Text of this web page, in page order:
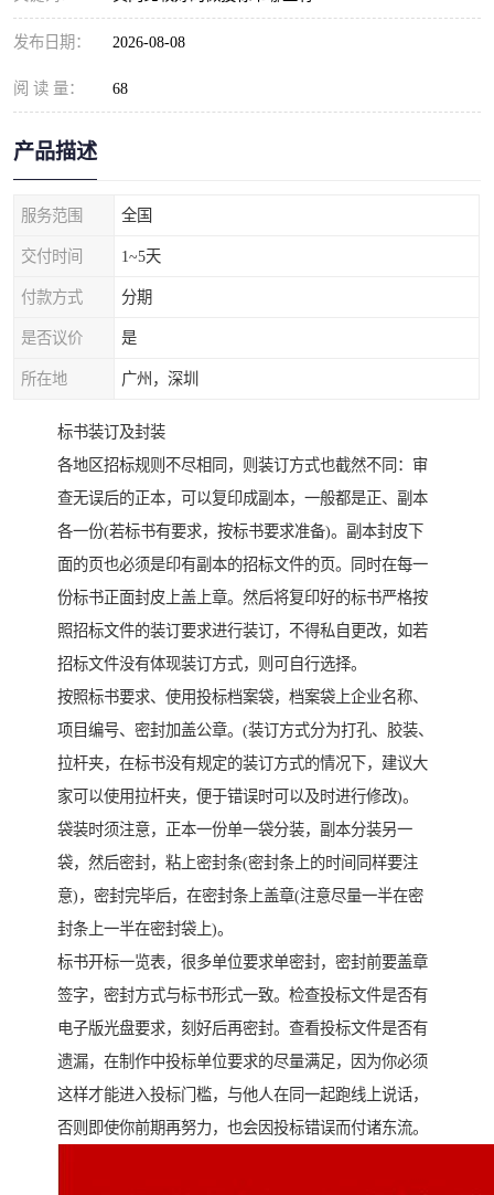
发布日期： 2026-08-08
阅 读 量： 68
产品描述
服务范围 全国
交付时间 1~5天
付款方式 分期
是否议价 是
所在地 广州，深圳
标书装订及封装
各地区招标规则不尽相同，则装订方式也截然不同：审
查无误后的正本，可以复印成副本，一般都是正、副本
各一份(若标书有要求，按标书要求准备)。副本封皮下
面的页也必须是印有副本的招标文件的页。同时在每一
份标书正面封皮上盖上章。然后将复印好的标书严格按
照招标文件的装订要求进行装订，不得私自更改，如若
招标文件没有体现装订方式，则可自行选择。
按照标书要求、使用投标档案袋，档案袋上企业名称、
项目编号、密封加盖公章。(装订方式分为打孔、胶装、
拉杆夹，在标书没有规定的装订方式的情况下，建议大
家可以使用拉杆夹，便于错误时可以及时进行修改)。
袋装时须注意，正本一份单一袋分装，副本分装另一
袋，然后密封，粘上密封条(密封条上的时间同样要注
意)，密封完毕后，在密封条上盖章(注意尽量一半在密
封条上一半在密封袋上)。
标书开标一览表，很多单位要求单密封，密封前要盖章
签字，密封方式与标书形式一致。检查投标文件是否有
电子版光盘要求，刻好后再密封。查看投标文件是否有
遗漏，在制作中投标单位要求的尽量满足，因为你必须
这样才能进入投标门槛，与他人在同一起跑线上说话，
否则即使你前期再努力，也会因投标错误而付诸东流。